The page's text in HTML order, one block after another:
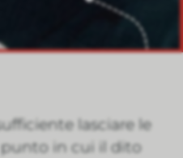
lasciare le
punto in cui il dito